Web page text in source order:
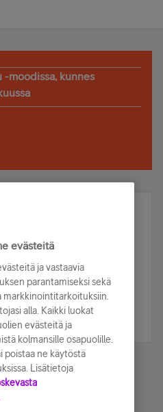
-moodissa, kunnes
ja voita!
mukana arvonnassa.
evästeitä
ja vastaavia
parantamiseksi sekä
markkinointitarkoituksiin.
alla. Kaikki luokat
evästeitä ja
kolmansille osapuolille.
poistaa ne käytöstä
Lisätietoja